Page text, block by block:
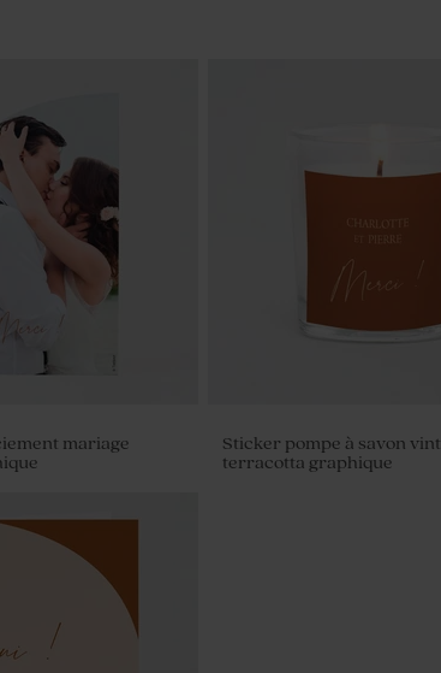
mariage
Sticker pompe à savon
terracotta graphique